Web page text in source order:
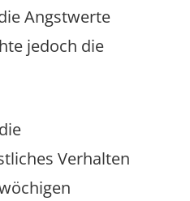
Angstwerte
jedoch die
Verhalten